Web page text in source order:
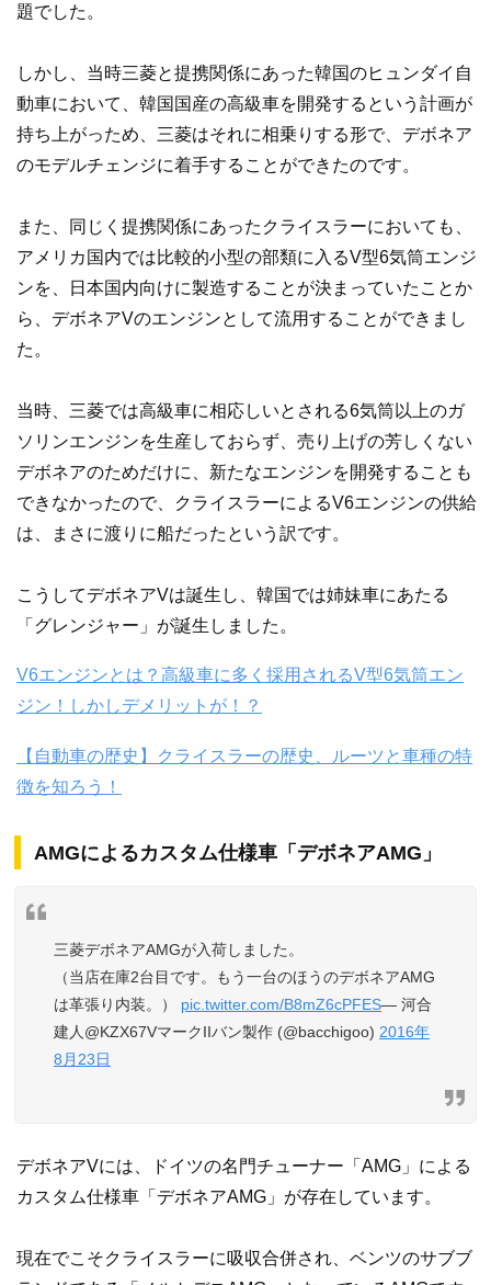
題でした。
しかし、当時三菱と提携関係にあった韓国のヒュンダイ自
動車において、韓国国産の高級車を開発するという計画が
持ち上がっため、三菱はそれに相乗りする形で、デボネア
のモデルチェンジに着手することができたのです。
また、同じく提携関係にあったクライスラーにおいても、
アメリカ国内では比較的小型の部類に入るV型6気筒エンジ
ンを、日本国内向けに製造することが決まっていたことか
ら、デボネアVのエンジンとして流用することができまし
た。
当時、三菱では高級車に相応しいとされる6気筒以上のガ
ソリンエンジンを生産しておらず、売り上げの芳しくない
デボネアのためだけに、新たなエンジンを開発することも
できなかったので、クライスラーによるV6エンジンの供給
は、まさに渡りに船だったという訳です。
こうしてデボネアVは誕生し、韓国では姉妹車にあたる
「グレンジャー」が誕生しました。
V6エンジンとは？高級車に多く採用されるV型6気筒エン
ジン！しかしデメリットが！？
【自動車の歴史】クライスラーの歴史、ルーツと車種の特
徴を知ろう！
AMGによるカスタム仕様車「デボネアAMG」
三菱デボネアAMGが入荷しました。
（当店在庫2台目です。もう一台のほうのデボネアAMG
は革張り内装。） pic.twitter.com/B8mZ6cPFES— 河合
建人@KZX67VマークIIバン製作 (@bacchigoo) 2016年
8月23日
デボネアVには、ドイツの名門チューナー「AMG」による
カスタム仕様車「デボネアAMG」が存在しています。
現在でこそクライスラーに吸収合併され、ベンツのサブブ